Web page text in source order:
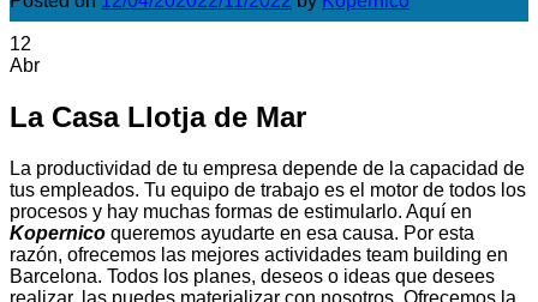
12
Abr
La Casa Llotja de Mar
La productividad de tu empresa depende de la capacidad de
tus empleados. Tu equipo de trabajo es el motor de todos los
procesos y hay muchas formas de estimularlo. Aquí en
Kopernico queremos ayudarte en esa causa. Por esta
razón, ofrecemos las mejores actividades team building en
Barcelona. Todos los planes, deseos o ideas que desees
realizar, las puedes materializar con nosotros. Ofrecemos la